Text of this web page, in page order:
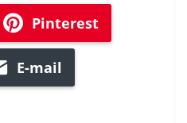
Pinterest
E-mail